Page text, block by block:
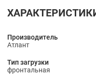
Производитель
Атлант
Тип загрузки
фронтальная